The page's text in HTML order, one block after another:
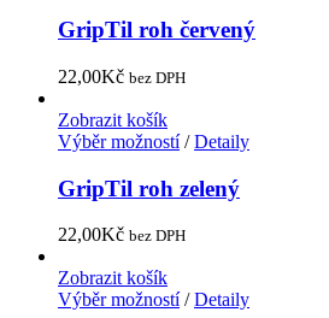
GripTil roh červený
22,00Kč bez DPH
Zobrazit košík
Výběr možností/ Detaily
GripTil roh zelený
22,00Kč bez DPH
Zobrazit košík
Výběr možností/ Detaily